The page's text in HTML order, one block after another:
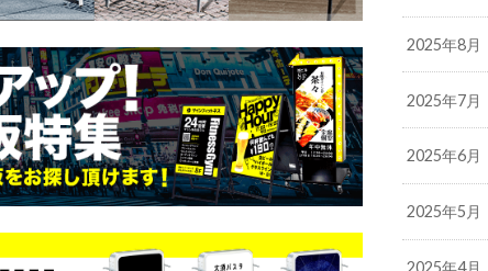
2025年8月
2025年7月
2025年6月
2025年5月
2025年4月